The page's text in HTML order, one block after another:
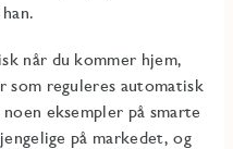
når du kommer hjem,
som reguleres automatisk
eksempler på smarte
på markedet, og